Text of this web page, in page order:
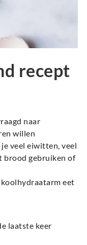
recept
naar
willen
veel eiwitten, veel
brood gebruiken of
eet
laatste keer